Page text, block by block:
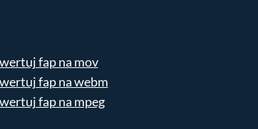
fap na mov
fap na webm
fap na mpeg